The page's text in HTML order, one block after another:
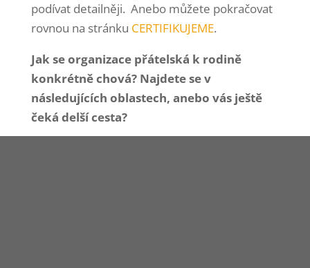
podívat detailněji. Anebo můžete pokračovat
rovnou na stránku CERTIFIKUJEME.
Jak se organizace přátelská k rodině
konkrétně chová? Najdete se v
následujících oblastech, anebo vás ještě
čeká delší cesta?